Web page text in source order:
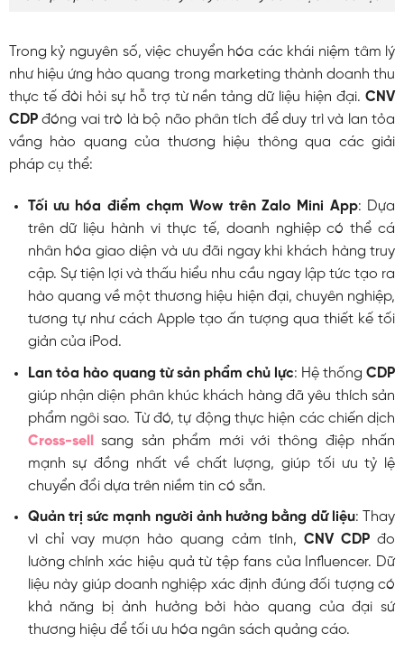
Trong kỷ nguyên số, việc chuyển hóa các khái niệm tâm lý
như hiệu ứng hào quang trong marketing thành doanh thu
thực tế đòi hỏi sự hỗ trợ từ nền tảng dữ liệu hiện đại.CNV
CDPđóng vai trò là bộ não phân tích để duy trì và lan tỏa
vầng hào quang của thương hiệu thông qua các giải
pháp cụ thể:
Tối ưu hóa điểm chạm Wow trên Zalo Mini App: Dựa
trên dữ liệu hành vi thực tế, doanh nghiệp có thể cá
nhân hóa giao diện và ưu đãi ngay khi khách hàng truy
cập. Sự tiện lợi và thấu hiểu nhu cầu ngay lập tức tạo ra
hào quang về một thương hiệu hiện đại, chuyên nghiệp,
tương tự như cách Apple tạo ấn tượng qua thiết kế tối
giản của iPod.
Lan tỏa hào quang từ sản phẩm chủ lực: Hệ thốngCDP
giúp nhận diện phân khúc khách hàng đã yêu thích sản
phẩm ngôi sao. Từ đó, tự động thực hiện các chiến dịch
Cross-sell
sang sản phẩm mới với thông điệp nhấn
mạnh sự đồng nhất về chất lượng, giúp tối ưu tỷ lệ
chuyển đổi dựa trên niềm tin có sẵn.
Quản trị sức mạnh người ảnh hưởng bằng dữ liệu: Thay
vì chỉ vay mượn hào quang cảm tính, CNV CDP đo
lường chính xác hiệu quả từ tệp fans của Influencer. Dữ
liệu này giúp doanh nghiệp xác định đúng đối tượng có
khả năng bị ảnh hưởng bởi hào quang của đại sứ
thương hiệu để tối ưu hóa ngân sách quảng cáo.